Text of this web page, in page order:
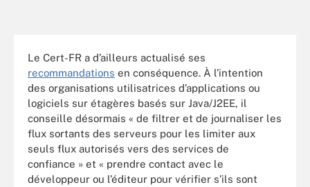
Le Cert-FR a d’ailleurs actualisé ses
recommandations en conséquence. À l’intention
des organisations utilisatrices d’applications ou
logiciels sur étagères basés sur Java/J2EE, il
conseille désormais « de filtrer et de journaliser les
flux sortants des serveurs pour les limiter aux
seuls flux autorisés vers des services de
confiance » et « prendre contact avec le
développeur ou l’éditeur pour vérifier s’ils sont